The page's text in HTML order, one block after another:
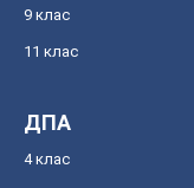
9 клас
11 клас
ДПА
4 клас